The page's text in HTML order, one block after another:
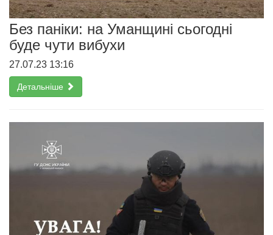
Без паніки: на Уманщині сьогодні
буде чути вибухи
27.07.23 13:16
Детальніше